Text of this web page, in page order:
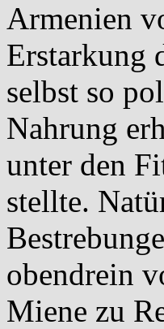
Armenien
Erstarkung
selbst so
Nahrung
unter den
stellte.
obendrein
Miene zu